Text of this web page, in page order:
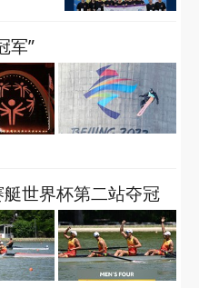
军”
世界杯第二站夺冠